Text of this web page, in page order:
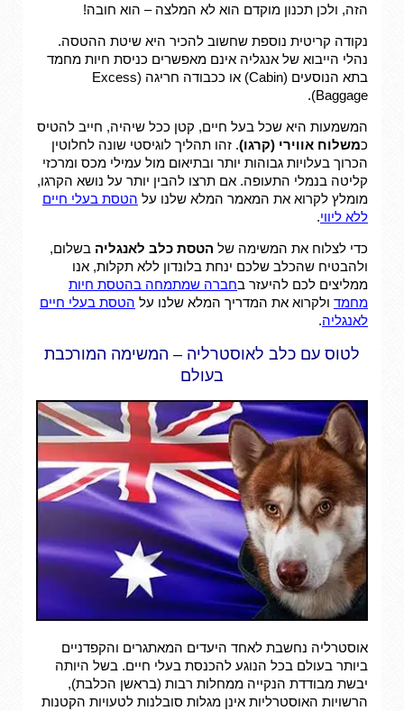
הזה, ולכן תכנון מוקדם הוא לא המלצה – הוא חובה!
נקודה קריטית נוספת שחשוב להכיר היא שיטת ההטסה.
נהלי הייבוא של אנגליה אינם מאפשרים כניסת חיות מחמד
בתא הנוסעים (Cabin) או ככבודה חריגה (Excess
Baggage).
המשמעות היא שכל בעל חיים, קטן ככל שיהיה, חייב להטיס
כמשלוח אווירי (קרגו). זהו תהליך לוגיסטי שונה לחלוטין
הכרוך בעלויות גבוהות יותר ובתיאום מול עמילי מכס ומרכזי
קליטה בנמלי התעופה. אם תרצו להבין יותר על נושא הקרגו,
מומלץ לקרוא את המאמר המלא שלנו על הטסת בעלי חיים
ללא ליווי.
כדי לצלוח את המשימה של הטסת כלב לאנגליה בשלום,
ולהבטיח שהכלב שלכם ינחת בלונדון ללא תקלות, אנו
ממליצים לכם להיעזר בחברה שמתמחה בהטסת חיות
מחמד ולקרוא את המדריך המלא שלנו על הטסת בעלי חיים
לאנגליה.
לטוס עם כלב לאוסטרליה – המשימה המורכבת
בעולם
אוסטרליה נחשבת לאחד היעדים המאתגרים והקפדניים
ביותר בעולם בכל הנוגע להכנסת בעלי חיים. בשל היותה
יבשת מבודדת הנקייה ממחלות רבות (בראשן הכלבת),
הרשויות האוסטרליות אינן מגלות סובלנות לטעויות הקטנות